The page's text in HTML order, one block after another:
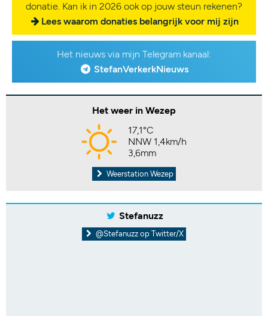
donatie. Kan ik in 2026 ook op jouw steun rekenen?
Lees waarom donaties belangrijk voor mij zijn
Het nieuws via mijn Telegram kanaal:
StefanVerkerkNieuws
Het weer in Wezep
17,1°C
NNW 1,4km/h
3,6mm
Weerstation Wezep
Stefanuzz
@Stefanuzz op Twitter/X